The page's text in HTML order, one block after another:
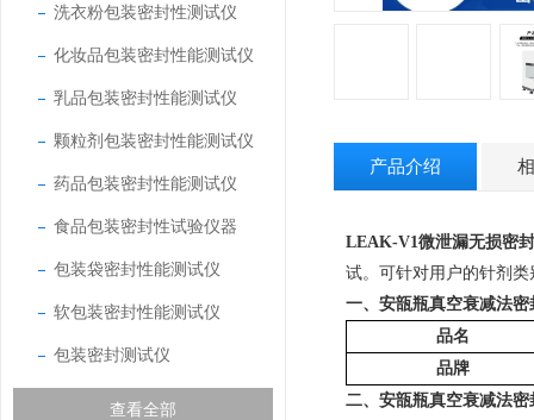
洗衣粉包装密封性测试仪
化妆品包装密封性能测试仪
乳品包装密封性能测试仪
颗粒剂包装密封性能测试仪
药品包装密封性能测试仪
食品包装密封性试验仪器
包装袋密封性能测试仪
软包装密封性能测试仪
包装密封测试仪
查看全部
产品介绍
LEAK-V1微泄漏无损密
试。可针对用户的针剂
一、 安瓿瓶真空衰减法密
品名
品牌
二、 安瓿瓶真空衰减法密